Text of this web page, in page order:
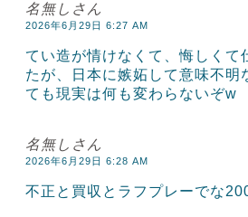
名無しさん
2026年6月29日 6:27 AM
てい造が情けなくて、悔しくて
たが、日本に嫉妬して意味不明
ても現実は何も変わらないぞw
名無しさん
2026年6月29日 6:28 AM
不正と買収とラフプレーでな